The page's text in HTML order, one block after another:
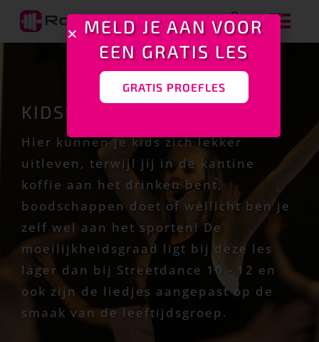
KIDSDANCE GROEP 3 T/M 5
Hier kunnen je kids zich lekker
uitleven, terwijl jij in de kantine
koffie aan het drinken bent,
boodschappen doet of wellicht ben je
zelf wel aan het sporten! De
moeilijkheidsgraad ligt bij deze les
lager dan bij Streetdance 10 - 12 en
ook zijn de liedjes aangepast op de
smaak van de leeftijdsgroep.
MELD JE AAN VOOR
EEN GRATIS LES
GRATIS PROEFLES